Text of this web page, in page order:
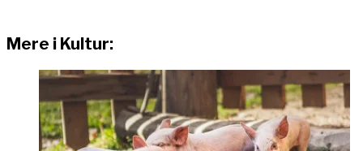
Mere i Kultur: